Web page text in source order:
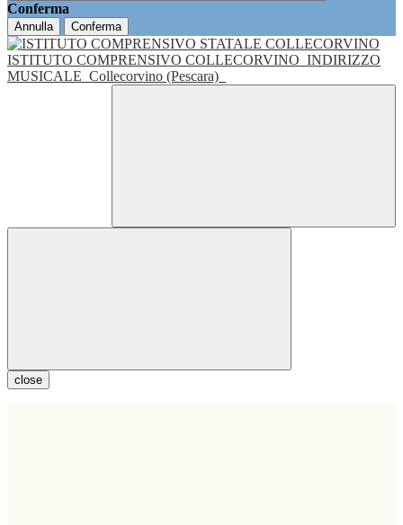
Conferma
Annulla Conferma
ISTITUTO COMPRENSIVO COLLECORVINO INDIRIZZO
MUSICALE Collecorvino (Pescara)
close